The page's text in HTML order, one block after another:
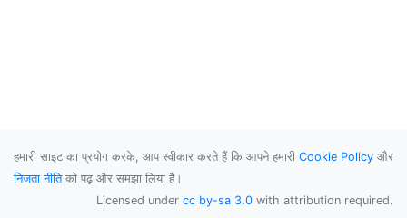
हमारी साइट का प्रयोग करके, आप स्वीकार करते हैं कि आपने हमारी Cookie Policy और
निजता नीतिको पढ़ और समझा लिया है।
Licensed under cc by-sa 3.0 with attribution required.